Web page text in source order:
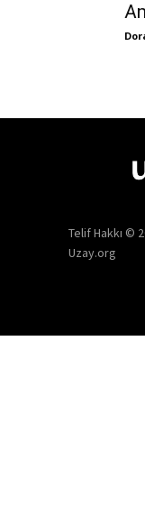
Telif Hakkı ©
Uzay.org